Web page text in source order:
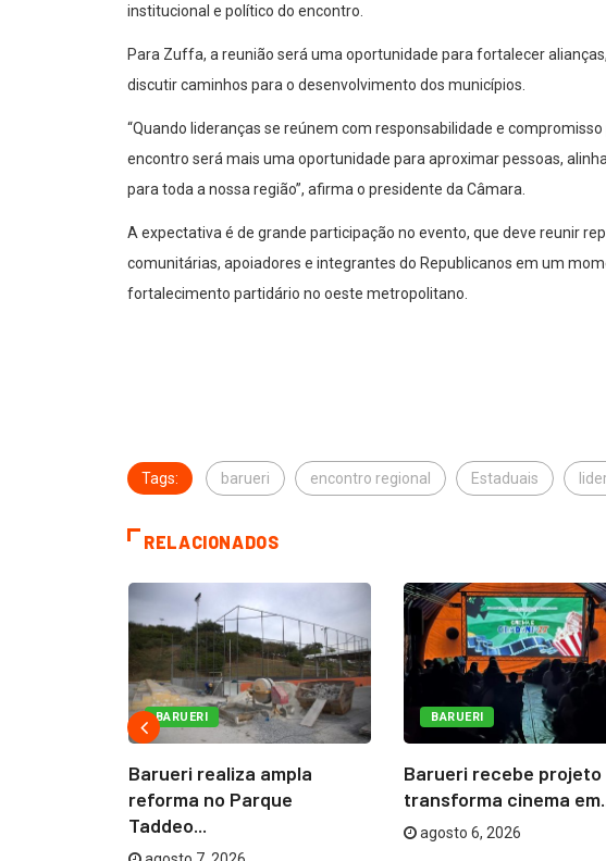
institucional e político do encontro.
Para Zuffa, a reunião será uma oportunidade para fortalecer
discutir caminhos para o desenvolvimento dos municípios.
“Quando lideranças se reúnem com responsabilidade e
encontro será mais uma oportunidade para aproximar pessoas,
para toda a nossa região”, afirma o presidente da Câmara.
A expectativa é de grande participação no evento, que deve reunir
comunitárias, apoiadores e integrantes do Republicanos em um
fortalecimento partidário no oeste metropolitano.
Tags: barueri encontro regional Estaduais
RELACIONADOS
BARUERI
Barueri realiza ampla
reforma no Parque
Taddeo...
BARUERI
Barueri recebe projeto
transforma cinema
agosto 6, 2026